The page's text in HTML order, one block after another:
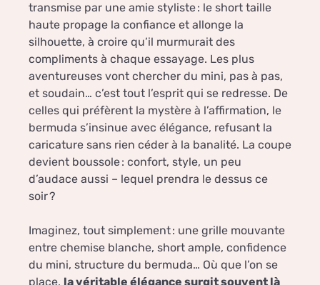
transmise par une amie styliste : le short taille
haute propage la confiance et allonge la
silhouette, à croire qu’il murmurait des
compliments à chaque essayage. Les plus
aventureuses vont chercher du mini, pas à pas,
et soudain… c’est tout l’esprit qui se redresse. De
celles qui préfèrent la mystère à l’affirmation, le
bermuda s’insinue avec élégance, refusant la
caricature sans rien céder à la banalité. La coupe
devient boussole : confort, style, un peu
d’audace aussi – lequel prendra le dessus ce
soir ?
Imaginez, tout simplement : une grille mouvante
entre chemise blanche, short ample, confidence
du mini, structure du bermuda… Où que l’on se
place, la véritable élégance surgit souvent là